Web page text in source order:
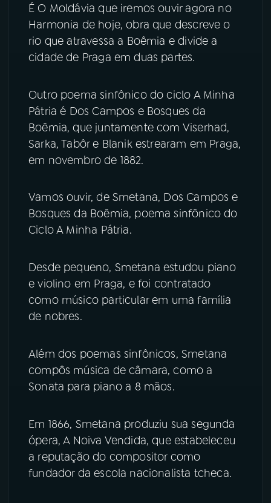
É O Moldávia que iremos ouvir agora no
Harmonia de hoje, obra que descreve o
rio que atravessa a Boêmia e divide a
cidade de Praga em duas partes.
Outro poema sinfônico do ciclo A Minha
Pátria é Dos Campos e Bosques da
Boêmia, que juntamente com Viserhad,
Sarka, Tabôr e Blanik estrearam em Praga,
em novembro de 1882.
Vamos ouvir, de Smetana, Dos Campos e
Bosques da Boêmia, poema sinfônico do
Ciclo A Minha Pátria.
Desde pequeno, Smetana estudou piano
e violino em Praga, e foi contratado
como músico particular em uma família
de nobres.
Além dos poemas sinfônicos, Smetana
compôs música de câmara, como a
Sonata para piano a 8 mãos.
Em 1866, Smetana produziu sua segunda
ópera, A Noiva Vendida, que estabeleceu
a reputação do compositor como
fundador da escola nacionalista tcheca.